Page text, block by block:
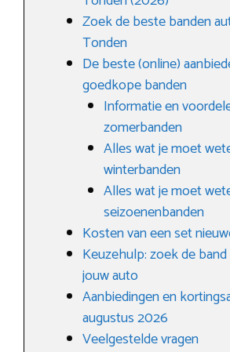
Zoek de beste banden
Tonden
De beste (online)
goedkope banden
Informatie en
zomerbanden
Alles wat je moet
winterbanden
Alles wat je moet
seizoenenbanden
Kosten van een set
Keuzehulp: zoek de
jouw auto
Aanbiedingen en
augustus 2026
Veelgestelde vragen